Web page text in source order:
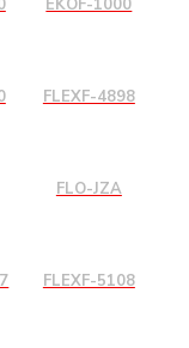
EKOF-1000
FLEXF-4898
FLO-JZA
FLEXF-5108